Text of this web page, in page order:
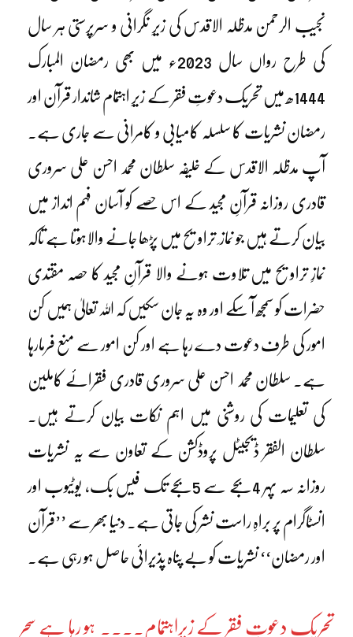
نجیب الرحمن مدظلہ الاقدس کی زیرِ نگرانی و سرپرستی ہر سال
کی طرح رواں سال 2023ء میں بھی رمضان المبارک
1444ھ میں تحریک دعوتِ فقر کے زیرِ اہتمام شاندار قرآن اور
رمضان نشریات کا سلسلہ کامیابی و کامرانی سے جاری ہے۔
آپ مدظلہ الاقدس کے خلیفہ سلطان محمد احسن علی سروری
قادری روزانہ قرآنِ مجید کے اس حصے کو آسان فہم انداز میں
بیان کرتے ہیں جو نماز ِ تراویح میں پڑھا جانے والاہوتا ہے تاکہ
نمازِ تراویح میں تلاوت ہونے والا قرآنِ مجید کا حصہ مقتدی
حضرات کو سمجھ آ سکے اور وہ یہ جان سکیں کہ اللہ تعالیٰ ہمیں کن
امور کی طرف دعوت دے رہا ہے اور کن امور سے منع فرمارہا
ہے۔ سلطان محمد احسن علی سروری قادری فقرائے کاملین
کی تعلیمات کی روشنی میں اہم نکات بیان کرتے ہیں۔
سلطان الفقر ڈیجیٹل پروڈکشن کے تعاون سے یہ نشریات
روزانہ سہ پہر 4بجے سے 5بجے تک فیس بک، یوٹیوب اور
انسٹاگرام پر براہِ راست نشر کی جاتی ہے۔ دنیا بھر سے ’’قرآن
اور رمضان‘‘ نشریات کو بے پناہ پذیرائی حاصل ہو رہی ہے۔
تحریک دعوتِ فقر کے زیرِاہتمام۔۔۔۔ ہو رہا ہے سحر